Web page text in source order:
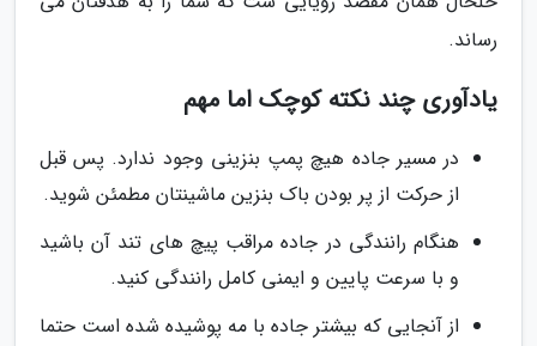
رساند.
یادآوری چند نکته کوچک اما مهم
در مسیر جاده هیچ پمپ بنزینی وجود ندارد. پس قبل
از حرکت از پر بودن باک بنزین ماشینتان مطمئن شوید.
هنگام رانندگی در جاده مراقب پیچ های تند آن باشید
و با سرعت پایین و ایمنی کامل رانندگی کنید.
از آنجایی که بیشتر جاده با مه پوشیده شده است حتما